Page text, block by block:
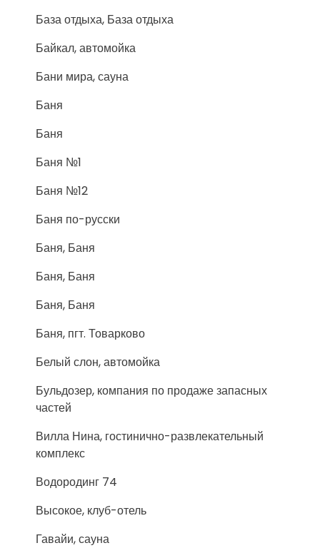
База отдыха, База отдыха
Байкал, автомойка
Бани мира, сауна
Баня
Баня
Баня №1
Баня №12
Баня по-русски
Баня, Баня
Баня, Баня
Баня, Баня
Баня, пгт. Товарково
Белый слон, автомойка
Бульдозер, компания по продаже запасных
частей
Вилла Нина, гостинично-развлекательный
комплекс
Водородинг 74
Высокое, клуб-отель
Гавайи, сауна